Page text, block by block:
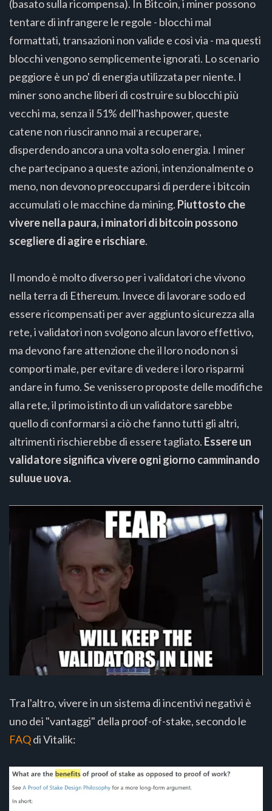
(basato sulla ricompensa). In Bitcoin, i miner possono
tentare di infrangere le regole - blocchi mal
formattati, transazioni non valide e così via - ma questi
blocchi vengono semplicemente ignorati. Lo scenario
peggiore è un po' di energia utilizzata per niente. I
miner sono anche liberi di costruire su blocchi più
vecchi ma, senza il 51% dell'hashpower, queste
catene non riusciranno mai a recuperare,
disperdendo ancora una volta solo energia. I miner
che partecipano a queste azioni, intenzionalmente o
meno, non devono preoccuparsi di perdere i bitcoin
accumulati o le macchine da mining. Piuttosto che
vivere nella paura, i minatori di bitcoin possono
scegliere di agire e rischiare.
Il mondo è molto diverso per i validatori che vivono
nella terra di Ethereum. Invece di lavorare sodo ed
essere ricompensati per aver aggiunto sicurezza alla
rete, i validatori non svolgono alcun lavoro effettivo,
ma devono fare attenzione che il loro nodo non si
comporti male, per evitare di vedere i loro risparmi
andare in fumo. Se venissero proposte delle modifiche
alla rete, il primo istinto di un validatore sarebbe
quello di conformarsi a ciò che fanno tutti gli altri,
altrimenti rischierebbe di essere tagliato. Essere un
validatore significa vivere ogni giorno camminando
suluue uova.
Tra l'altro, vivere in un sistema di incentivi negativi è
uno dei "vantaggi" della proof-of-stake, secondo le
FAQdi Vitalik: